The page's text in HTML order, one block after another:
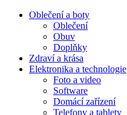
Oblečení a boty
Oblečení
Obuv
Doplňky
Zdraví a krása
Elektronika a technologie
Foto a video
Software
Domácí zařízení
Telefony a tablety